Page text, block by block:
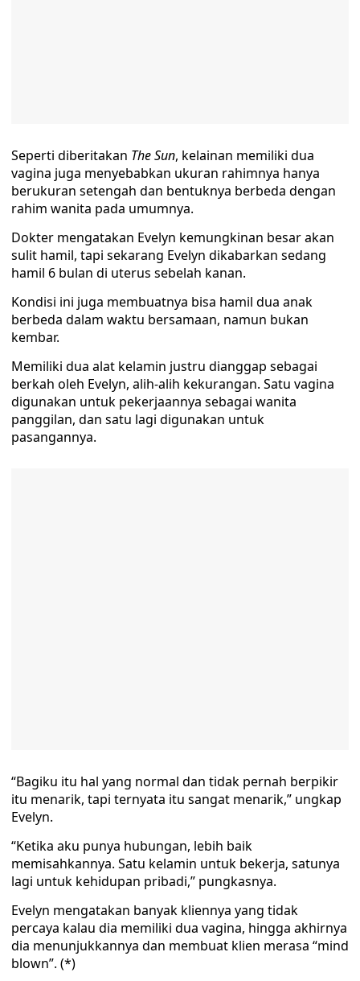
Seperti diberitakan The Sun, kelainan memiliki dua
vagina juga menyebabkan ukuran rahimnya hanya
berukuran setengah dan bentuknya berbeda dengan
rahim wanita pada umumnya.
Dokter mengatakan Evelyn kemungkinan besar akan
sulit hamil, tapi sekarang Evelyn dikabarkan sedang
hamil 6 bulan di uterus sebelah kanan.
Kondisi ini juga membuatnya bisa hamil dua anak
berbeda dalam waktu bersamaan, namun bukan
kembar.
Memiliki dua alat kelamin justru dianggap sebagai
berkah oleh Evelyn, alih-alih kekurangan. Satu vagina
digunakan untuk pekerjaannya sebagai wanita
panggilan, dan satu lagi digunakan untuk
pasangannya.
“Bagiku itu hal yang normal dan tidak pernah berpikir
itu menarik, tapi ternyata itu sangat menarik,” ungkap
Evelyn.
“Ketika aku punya hubungan, lebih baik
memisahkannya. Satu kelamin untuk bekerja, satunya
lagi untuk kehidupan pribadi,” pungkasnya.
Evelyn mengatakan banyak kliennya yang tidak
percaya kalau dia memiliki dua vagina, hingga akhirnya
dia menunjukkannya dan membuat klien merasa “mind
blown”. (*)